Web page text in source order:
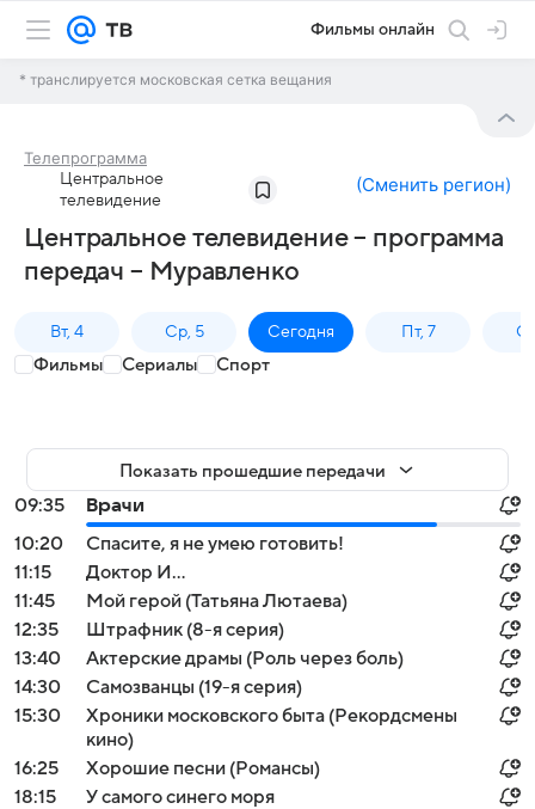
Фильмы онлайн
* транслируется московская сетка вещания
Телепрограмма
Центральное
телевидение
(Сменить регион)
Центральное телевидение – программа
передач – Муравленко
Вт, 4 Ср, 5 Сегодня Пт, 7
Фильмы Сериалы Спорт
Показать прошедшие передачи
09:35
Врачи
10:20
Спасите, я не умею готовить!
11:15
Доктор И...
11:45
Мой герой (Татьяна Лютаева)
12:35
Штрафник (8-я серия)
13:40
Актерские драмы (Роль через боль)
14:30
Самозванцы (19-я серия)
15:30
Хроники московского быта (Рекордсмены
кино)
16:25
Хорошие песни (Романсы)
18:15
У самого синего моря